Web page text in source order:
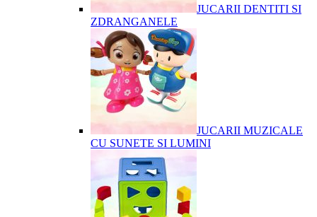
JUCARII DENTITI SI
ZDRANGANELE
JUCARII MUZICALE
CU SUNETE SI LUMINI